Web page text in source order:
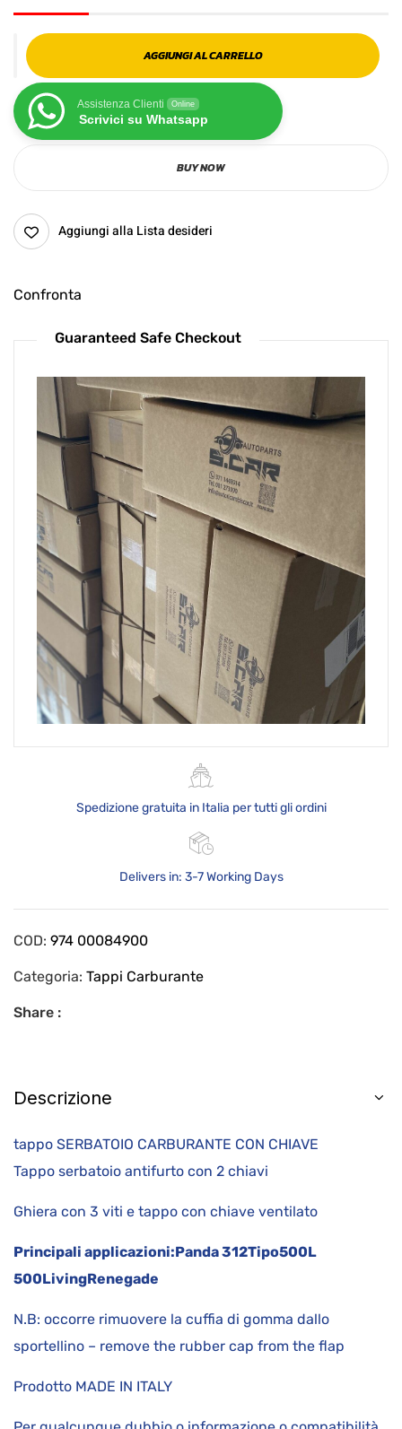
AGGIUNGI AL CARRELLO
Assistenza Clienti Online
Scrivici su Whatsapp
BUY NOW
Aggiungi alla Lista desideri
Confronta
Guaranteed Safe Checkout
Spedizione gratuita in Italia per tutti gli ordini
Delivers in: 3-7 Working Days
COD: 974 00084900
Categoria: Tappi Carburante
Share :
Descrizione
tappo SERBATOIO CARBURANTE CON CHIAVE
Tappo serbatoio antifurto con 2 chiavi
Ghiera con 3 viti e tappo con chiave ventilato
Principali applicazioni:Panda 312Tipo500L
500LivingRenegade
N.B: occorre rimuovere la cuffia di gomma dallo
sportellino – remove the rubber cap from the flap
Prodotto MADE IN ITALY